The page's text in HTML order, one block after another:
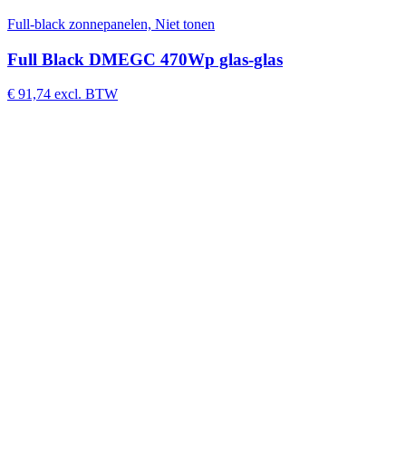
Full-black zonnepanelen, Niet tonen
Full Black DMEGC 470Wp glas-glas
€ 91,74 excl. BTW